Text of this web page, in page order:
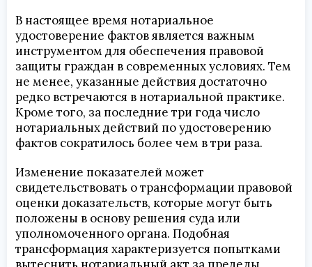
В настоящее время нотариальное
удостоверение фактов является важным
инструментом для обеспечения правовой
защиты граждан в современных условиях. Тем
не менее, указанные действия достаточно
редко встречаются в нотариальной практике.
Кроме того, за последние три года число
нотариальных действий по удостоверению
фактов сократилось более чем в три раза.
Изменение показателей может
свидетельствовать о трансформации правовой
оценки доказательств, которые могут быть
положены в основу решения суда или
уполномоченного органа. Подобная
трансформация характеризуется попытками